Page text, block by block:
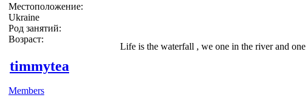
Местоположение:
Ukraine
Род занятий:
Возраст:
Life is the waterfall , we one in the river and
timmytea
Members